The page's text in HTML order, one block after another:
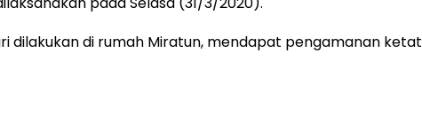
dilakukan di rumah Miratun, mendapat pengamanan ketat